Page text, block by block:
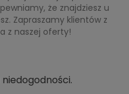
że znajdziesz u
Zapraszamy klientów z
z naszej oferty!